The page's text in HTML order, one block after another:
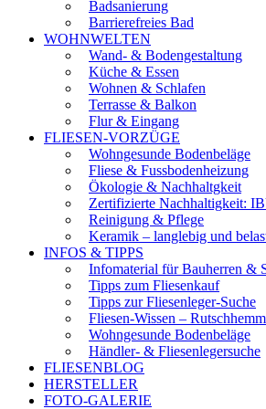
Badsanierung
Barrierefreies Bad
WOHNWELTEN
Wand- & Bodengestaltung
Küche & Essen
Wohnen & Schlafen
Terrasse & Balkon
Flur & Eingang
FLIESEN-VORZÜGE
Wohngesunde Bodenbeläge
Fliese & Fussbodenheizung
Ökologie & Nachhaltgkeit
Zertifizierte Nachhaltigkeit:
Reinigung & Pflege
Keramik – langlebig und
INFOS & TIPPS
Infomaterial für Bauherren &
Tipps zum Fliesenkauf
Tipps zur Fliesenleger-Suche
Fliesen-Wissen –
Wohngesunde Bodenbeläge
Händler- & Fliesenlegersuche
FLIESENBLOG
HERSTELLER
FOTO-GALERIE